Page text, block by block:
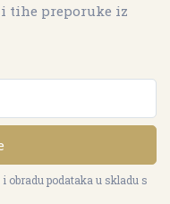
tihe preporuke iz
obradu podataka u skladu s